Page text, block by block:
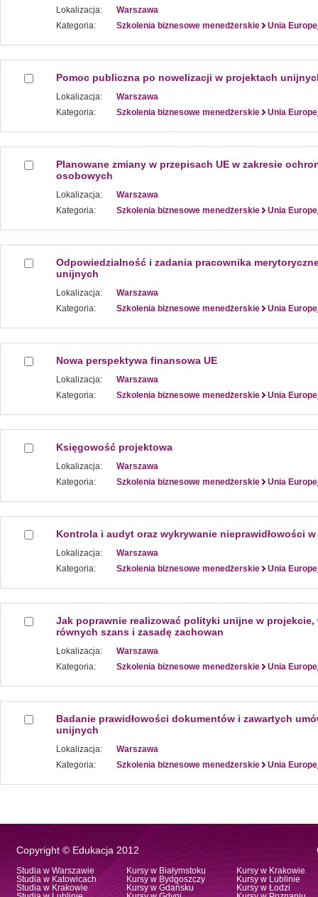
Lokalizacja:
Warszawa
Kategoria:
Szkolenia biznesowe menedżerskie Unia
Pomoc publiczna po nowelizacji w projektach
Lokalizacja:
Warszawa
Kategoria:
Szkolenia biznesowe menedżerskie Unia
Planowane zmiany w przepisach UE w zakresie
osobowych
Lokalizacja:
Warszawa
Kategoria:
Szkolenia biznesowe menedżerskie Unia
Odpowiedzialność i zadania pracownika
unijnych
Lokalizacja:
Warszawa
Kategoria:
Szkolenia biznesowe menedżerskie Unia
Nowa perspektywa finansowa UE
Lokalizacja:
Warszawa
Kategoria:
Szkolenia biznesowe menedżerskie Unia
Księgowość projektowa
Lokalizacja:
Warszawa
Kategoria:
Szkolenia biznesowe menedżerskie Unia
Kontrola i audyt oraz wykrywanie nieprawidłowości
Lokalizacja:
Warszawa
Kategoria:
Szkolenia biznesowe menedżerskie Unia
Jak poprawnie realizować polityki unijne w
równych szans i zasadę zachowan
Lokalizacja:
Warszawa
Kategoria:
Szkolenia biznesowe menedżerskie Unia
Badanie prawidłowości dokumentów i zawartych
unijnych
Lokalizacja:
Warszawa
Kategoria:
Szkolenia biznesowe menedżerskie Unia
Copyright © Edukacja 2012
Studia w Warszawie
Studia w Katowicach
Studia w Krakowie
Kursy w Białymstoku
Kursy w Bydgoszczy
Kursy w Gdańsku
Kursy w Krakowie
Kursy w Lublinie
Kursy w Łodzi